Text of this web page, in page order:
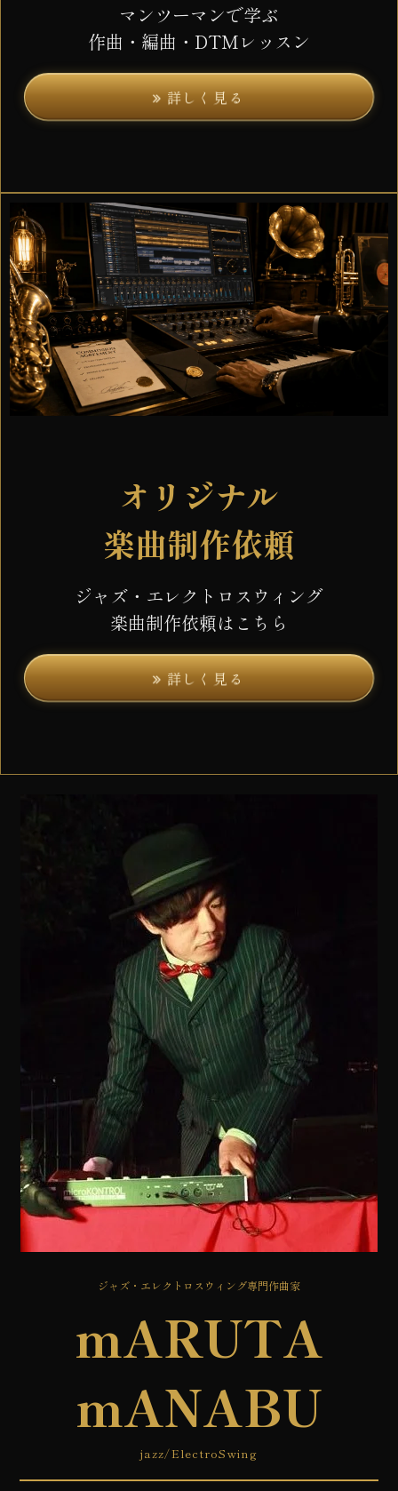
マンツーマンで学ぶ
作曲・編曲・DTMレッスン
詳しく見る
オリジナル
楽曲制作依頼
ジャズ・エレクトロスウィング
楽曲制作依頼はこちら
詳しく見る
ジャズ・エレクトロスウィング専門作曲家
mARUTA
mANABU
jazz/ElectroSwing